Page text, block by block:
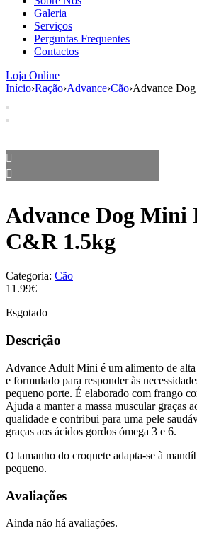
Galeria
Serviços
Perguntas Frequentes
Contactos
Loja Online
Início›Ração›Advance›Cão›Advance
Advance Dog Mini
C&R 1.5kg
Categoria: Cão
11.99€
Esgotado
Descrição
Advance Adult Mini é um alimento de
e formulado para responder às
pequeno porte. É elaborado com frango
Ajuda a manter a massa muscular graças
qualidade e contribui para uma pele
graças aos ácidos gordos ómega 3 e 6.
O tamanho do croquete adapta-se à
pequeno.
Avaliações
Ainda não há avaliações.
aumenta a
probabilidade
de ver
conteúdo e
ofertas